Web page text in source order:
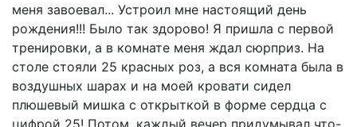
меня завоевал... Устроил мне настоящий день
рождения!!! Было так здорово! Я пришла с первой
тренировки, а в комнате меня ждал сюрприз. На
столе стояли 25 красных роз, а вся комната была в
воздушных шарах и на моей кровати сидел
плюшевый мишка с открыткой в форме сердца с